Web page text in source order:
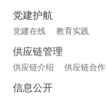
党建护航
党建在线 教育实践
供应链管理
供应链介绍 供应链合作
信息公开